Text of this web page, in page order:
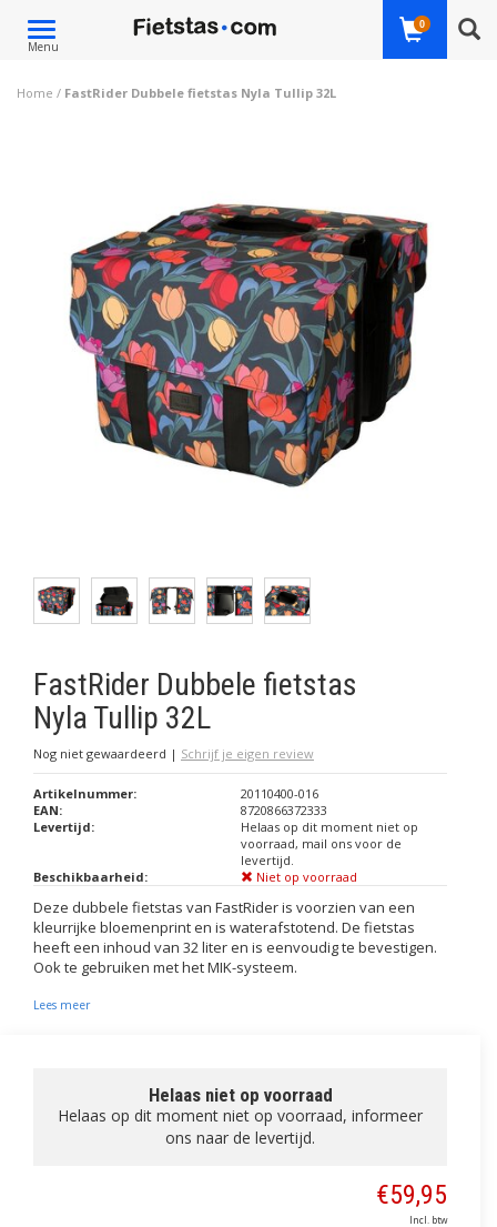
Toggle
navigation
Menu
0
Home / FastRider Dubbele fietstas Nyla Tullip 32L
FastRider Dubbele fietstas
Nyla Tullip 32L
Nog niet gewaardeerd | Schrijf je eigen review
Artikelnummer:
20110400-016
EAN:
8720866372333
Levertijd:
Helaas op dit moment niet op
voorraad, mail ons voor de
levertijd.
Beschikbaarheid:
Niet op voorraad
Deze dubbele fietstas van FastRider is voorzien van een
kleurrijke bloemenprint en is waterafstotend. De fietstas
heeft een inhoud van 32 liter en is eenvoudig te bevestigen.
Ook te gebruiken met het MIK-systeem.
Lees meer
Helaas niet op voorraad
Helaas op dit moment niet op voorraad, informeer
ons naar de levertijd.
€59,95
Incl. btw